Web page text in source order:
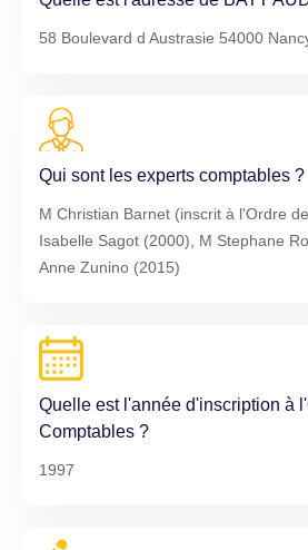
58 Boulevard d Austrasie 54000
Qui sont les experts comptables ?
M Christian Barnet (inscrit à l'Ordre
Isabelle Sagot (2000), M Stephane
Anne Zunino (2015)
Quelle est l'année d'inscription à
Comptables ?
1997